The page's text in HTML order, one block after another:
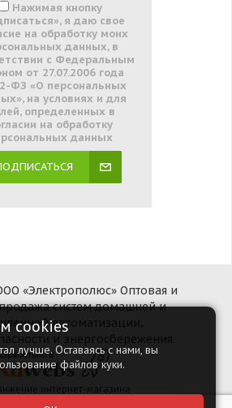
Нажимая кнопку
я даю свое
на обработку моих
данных, в
с Федеральным
от 27.07.2006 года
ФЗ «О персональных
на условиях и для
определенных в
на обработку
данных
«Электрополюс» Оптовая и
систем домашней и
автоматизации,
и энергосбережения.
Наверх
cookies
лучше. Оставаясь с нами, вы
файлов куки.